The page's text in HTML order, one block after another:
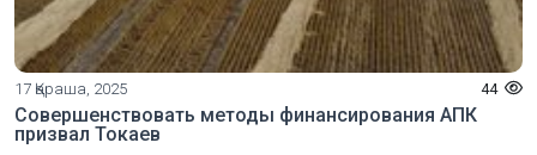
17 Қараша, 2025 44
Совершенствовать методы финансирования АПК
призвал Токаев